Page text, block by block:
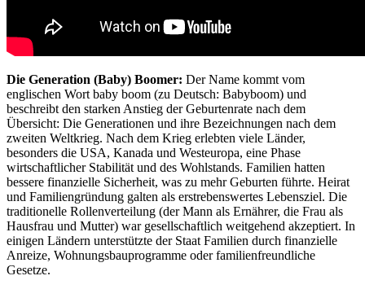
Die Generation (Baby) Boomer: Der Name kommt vom
englischen Wort baby boom (zu Deutsch: Babyboom) und
beschreibt den starken Anstieg der Geburtenrate nach dem
Übersicht: Die Generationen und ihre Bezeichnungen nach dem
zweiten Weltkrieg. Nach dem Krieg erlebten viele Länder,
besonders die USA, Kanada und Westeuropa, eine Phase
wirtschaftlicher Stabilität und des Wohlstands. Familien hatten
bessere finanzielle Sicherheit, was zu mehr Geburten führte. Heirat
und Familiengründung galten als erstrebenswertes Lebensziel. Die
traditionelle Rollenverteilung (der Mann als Ernährer, die Frau als
Hausfrau und Mutter) war gesellschaftlich weitgehend akzeptiert. In
einigen Ländern unterstützte der Staat Familien durch finanzielle
Anreize, Wohnungsbauprogramme oder familienfreundliche
Gesetze.